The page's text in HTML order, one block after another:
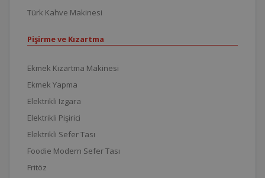
Türk Kahve Makinesi
Pişirme ve Kızartma
Ekmek Kızartma Makinesi
Ekmek Yapma
Elektrikli Izgara
Elektrikli Pişirici
Elektrikli Sefer Tası
Foodie Modern Sefer Tası
Fritöz